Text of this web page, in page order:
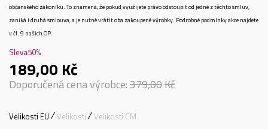
občanského zákoníku. To znamená, že pokud využijete právo odstoupit od jedné z těchto smluv,
zaniká i druhá smlouva, a je nutné vrátit oba zakoupené výrobky. Podrobné podmínky akce najdete
v čl. 9 našich OP.
Sleva50%
189,00 Kč
Doporučená cena výrobce:379,00Kč
Velikosti EU Velikosti Velikosti CM